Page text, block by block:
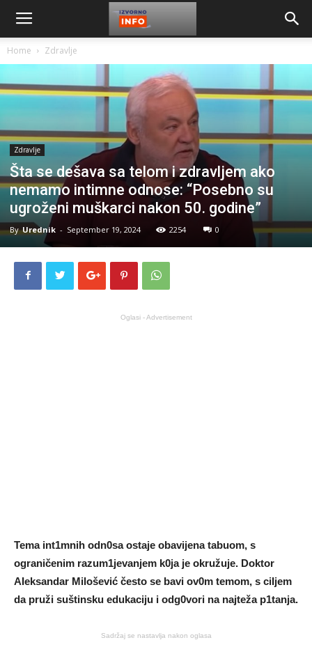
Home Zdravlje
Zdravlje
Šta se dešava sa telom i zdravljem ako
nemamo intimne odnose: “Posebno su
ugroženi muškarci nakon 50. godine”
By Urednik - September 19, 2024 2254 0
Oglasi - Advertisement
Tema int1mnih odn0sa ostaje obavijena tabuom, s
ograničenim razum1jevanjem k0ja je okružuje. Doktor
AIeksandar Milošević često se bavi ov0m temom, s ciIjem
da pruži suštinsku edukaciju i odg0vori na najteža p1tanja.
Sadržaj se nastavlja nakon oglasa